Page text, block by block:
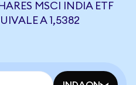
MSCI INDIA ETF
A 1,5382